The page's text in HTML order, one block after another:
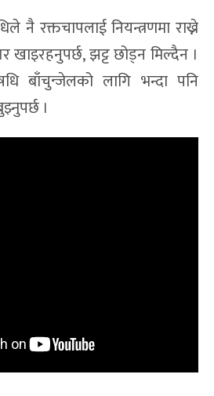
नै रक्तचापलाई नियन्त्रणमा राख्ने
झट्ट छोड्न मिल्दैन ।
बाँचुन्जेलको लागि भन्दा पनि
।